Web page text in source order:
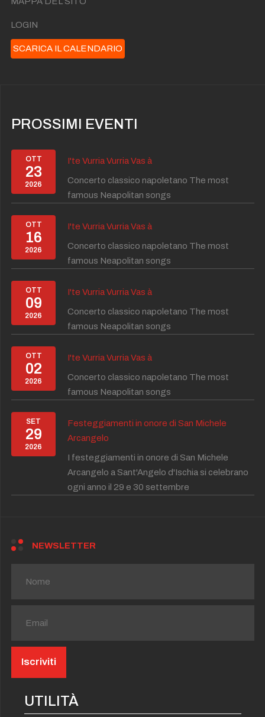
LOGIN
SCARICA IL CALENDARIO
PROSSIMI EVENTI
OTT
23
2026
I'te Vurria Vurria Vas à
Concerto classico napoletano The most
famous Neapolitan songs
OTT
16
2026
I'te Vurria Vurria Vas à
Concerto classico napoletano The most
famous Neapolitan songs
OTT
09
2026
I'te Vurria Vurria Vas à
Concerto classico napoletano The most
famous Neapolitan songs
OTT
02
2026
I'te Vurria Vurria Vas à
Concerto classico napoletano The most
famous Neapolitan songs
SET
29
2026
Festeggiamenti in onore di San Michele
Arcangelo
I festeggiamenti in onore di San Michele
Arcangelo a Sant'Angelo d'Ischia si celebrano
ogni anno il 29 e 30 settembre
NEWSLETTER
UTILITÀ